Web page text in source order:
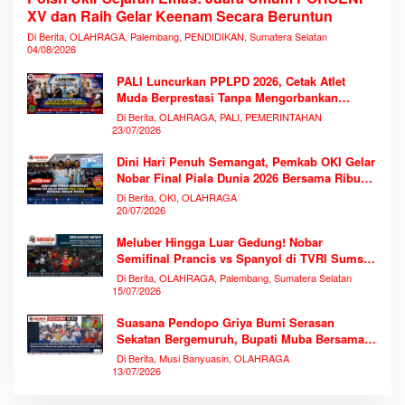
XV dan Raih Gelar Keenam Secara Beruntun
Di Berita, OLAHRAGA, Palembang, PENDIDIKAN, Sumatera Selatan
04/08/2026
PALI Luncurkan PPLPD 2026, Cetak Atlet
Muda Berprestasi Tanpa Mengorbankan
Pendidikan
Di Berita, OLAHRAGA, PALI, PEMERINTAHAN
23/07/2026
Dini Hari Penuh Semangat, Pemkab OKI Gelar
Nobar Final Piala Dunia 2026 Bersama Ribuan
Warga
Di Berita, OKI, OLAHRAGA
20/07/2026
Meluber Hingga Luar Gedung! Nobar
Semifinal Prancis vs Spanyol di TVRI Sumsel
Memecahkan Rekor Antusiasme
Di Berita, OLAHRAGA, Palembang, Sumatera Selatan
15/07/2026
Suasana Pendopo Griya Bumi Serasan
Sekatan Bergemuruh, Bupati Muba Bersama
Ribuan Warga Nobar Laga Bersejarah Piala
Dunia 2026
Di Berita, Musi Banyuasin, OLAHRAGA
13/07/2026